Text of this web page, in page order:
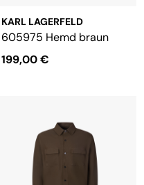
KARL LAGERFELD
605975 Hemd braun
199,00 €